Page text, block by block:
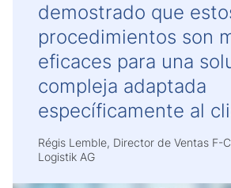
demostrado que
procedimientos son
eficaces para una
compleja adaptada
específicamente al
Régis Lemble, Director de Ventas F-
Logistik AG